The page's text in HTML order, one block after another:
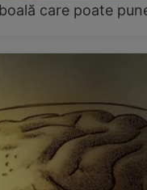
care poate